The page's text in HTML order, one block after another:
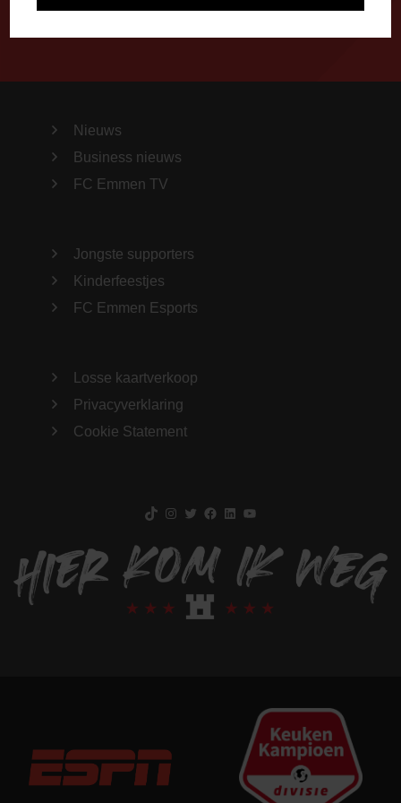
Nieuws
Business nieuws
FC Emmen TV
Jongste supporters
Kinderfeestjes
FC Emmen Esports
Losse kaartverkoop
Privacyverklaring
Cookie Statement